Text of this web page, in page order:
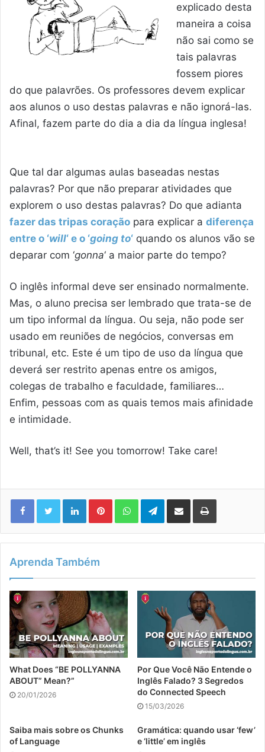
explicado desta
maneira a coisa
não sai como se
tais palavras
fossem piores
do que palavrões. Os professores devem explicar
aos alunos o uso destas palavras e não ignorá-las.
Afinal, fazem parte do dia a dia da língua inglesa!
Que tal dar algumas aulas baseadas nestas
palavras? Por que não preparar atividades que
explorem o uso destas palavras? Do que adianta
fazer das tripas coração para explicar a diferença
entre o ‘will‘ e o ‘going to‘ quando os alunos vão se
deparar com ‘gonna‘ a maior parte do tempo?
O inglês informal deve ser ensinado normalmente.
Mas, o aluno precisa ser lembrado que trata-se de
um tipo informal da língua. Ou seja, não pode ser
usado em reuniões de negócios, conversas em
tribunal, etc. Este é um tipo de uso da língua que
deverá ser restrito apenas entre os amigos,
colegas de trabalho e faculdade, familiares…
Enfim, pessoas com as quais temos mais afinidade
e intimidade.
Well, that’s it! See you tomorrow! Take care!
LinkedinPinterestWhatsAppTelegram
Compartilhar via e-mail Imprimir
Aprenda Também
What Does “BE POLLYANNA
ABOUT” Mean?”
20/01/2026
Por Que Você Não Entende o
Inglês Falado? 3 Segredos
do Connected Speech
15/03/2026
Saiba mais sobre os Chunks
of Language
Gramática: quando usar ‘few’
e ‘little’ em inglês